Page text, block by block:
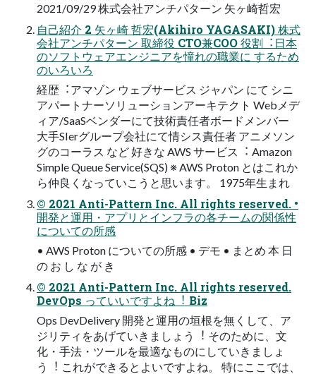
2021/09/29 株式会社アンチパターン ⽮ヶ崎哲宏
⾃⼰紹介 2 ⽮ヶ崎 哲宏(Akihiro YAGASAKI) 株式
会社アンチパターン 取締役 CTO兼COO 役割︓⽇本
のソフトウェアエンジニアを憧れの職業に するため
のいろいろ
経歴︓アマゾン ウェブサービス ジャパン にて シニ
アパートナーソリューションアーキテクト Webメデ
ィア/SaaSベンダーにて技術責任者ボードメンバー
⼤⼿SIerグループ会社にて情シス責任者 アニメソン
グのコーラス など 好きな AWS サービス︓ Amazon
Simple Queue Service(SQS) ※ AWS Proton とはこれか
ら仲良くなっていこうと思います。 1975年⽣まれ
© 2021 Anti-Pattern Inc. All rights reserved. •
開発と運⽤・アプリとインフラの各チームの関係性
についての所感
• AWS Proton についての所感 • デモ • まとめ 本 ⽇
の お し な が き
© 2021 Anti-Pattern Inc. All rights reserved.
DevOps っていいですよね︕ Biz
Ops DevDelivery 開発と運⽤の垣根を無くして、ア
ジリティをあげていきましょう︕ そのために、⽂
化・⼿法・ツールを最適なものにしていきましょ
う︕ これができるとよいですよね。 特にここでは、